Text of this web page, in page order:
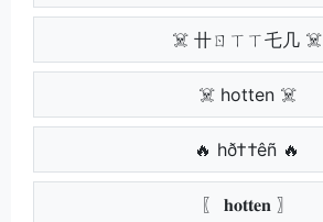
☠️ 卄ㄖㄒㄒ乇几 ☠️
☠️ hotten ☠️
🔥 hð††êñ 🔥
〖 𝐡𝐨𝐭𝐭𝐞𝐧 〗